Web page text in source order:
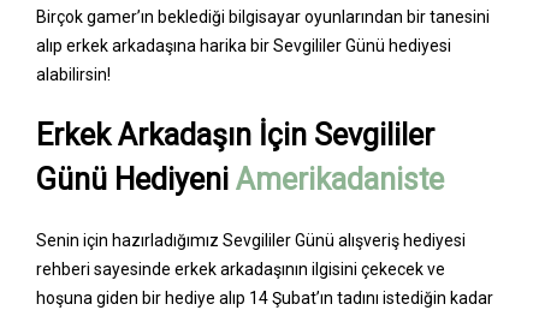
Birçok gamer’ın beklediği bilgisayar oyunlarından bir tanesini
alıp erkek arkadaşına harika bir Sevgililer Günü hediyesi
alabilirsin!
Erkek Arkadaşın İçin Sevgililer
Günü Hediyeni Amerikadaniste
Senin için hazırladığımız Sevgililer Günü alışveriş hediyesi
rehberi sayesinde erkek arkadaşının ilgisini çekecek ve
hoşuna giden bir hediye alıp 14 Şubat’ın tadını istediğin kadar